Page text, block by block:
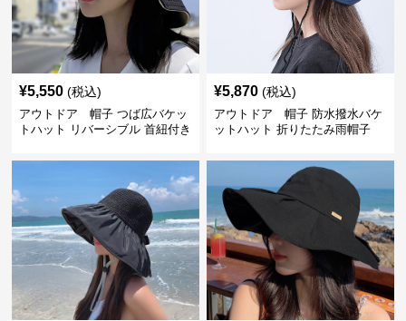
¥5,550 (税込)
アウトドア 帽子 つば広バケッ
トハット リバーシブル 首紐付き
¥5,870 (税込)
アウトドア 帽子 防水撥水バケ
ットハット 折りたたみ雨帽子